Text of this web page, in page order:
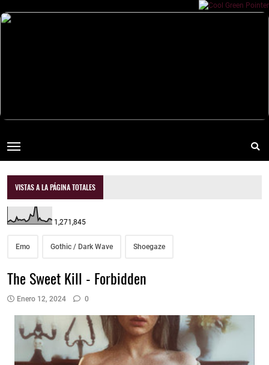
VISTAS A LA PÁGINA TOTALES
1,271,845
Emo Gothic / Dark Wave Shoegaze
The Sweet Kill - Forbidden
Enero 12, 2024 0